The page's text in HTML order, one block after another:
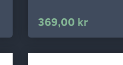
369,00 kr